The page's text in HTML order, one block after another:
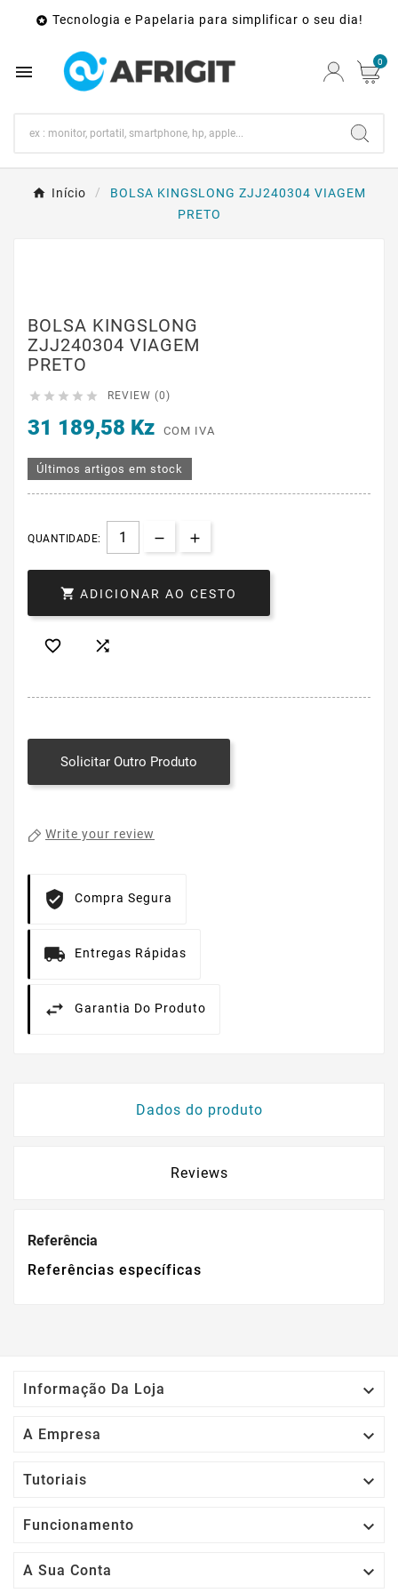
 Tecnologia e Papelaria para simplificar o seu dia!
 0
Início
BOLSA KINGSLONG ZJJ240304 VIAGEM
PRETO
BOLSA KINGSLONG
ZJJ240304 VIAGEM
PRETO
     REVIEW (0)
31 189,58 Kz COM IVA
Últimos artigos em stock
QUANTIDADE:
 ADICIONAR AO CESTO
 
Solicitar Outro Produto
Write your review
Compra Segura
Entregas Rápidas
Garantia Do Produto
Dados do produto
Reviews
Referência
Referências específicas
Informação Da Loja 
A Empresa 
Tutoriais 
Funcionamento 
A Sua Conta 